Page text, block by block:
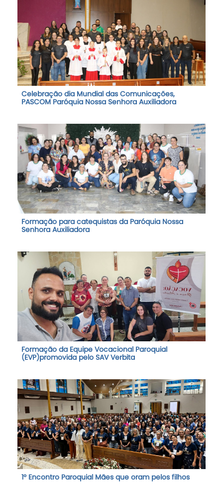
Celebração dia Mundial das Comunicações,
PASCOM Paróquia Nossa Senhora Auxiliadora
Formação para catequistas da Paróquia Nossa
Senhora Auxiliadora
Formação da Equipe Vocacional Paroquial
(EVP)promovida pelo SAV Verbita
1º Encontro Paroquial Mães que oram pelos filhos